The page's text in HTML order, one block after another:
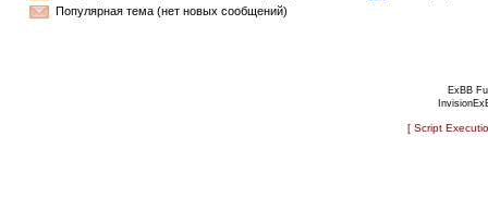
Популярная тема (нет новых сообщений)
ExBB
[ Script